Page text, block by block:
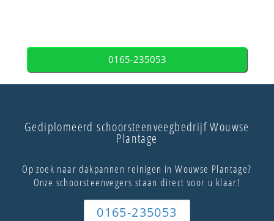
0165-235053
Gediplomeerd schoorsteenveegbedrijf Wouwse
Plantage
Op zoek naar dakpannen reinigen in Wouwse Plantage?
Onze schoorsteenvegers staan direct voor u klaar!
0165-235053